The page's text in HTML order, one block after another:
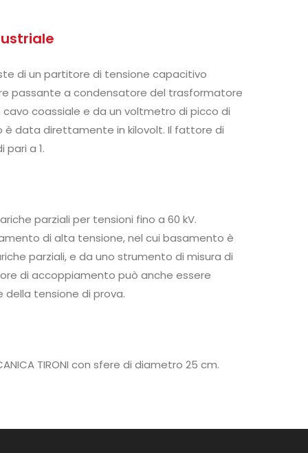
di un partitore di tensione capacitivo
passante a condensatore del trasformatore
coassiale e da un voltmetro di picco di
è data direttamente in kilovolt. Il fattore di
a 1.
parziali per tensioni fino a 60 kV.
di alta tensione, nel cui basamento è
parziali, e da uno strumento di misura di
di accoppiamento può anche essere
tensione di prova.
TIRONI con sfere di diametro 25 cm.